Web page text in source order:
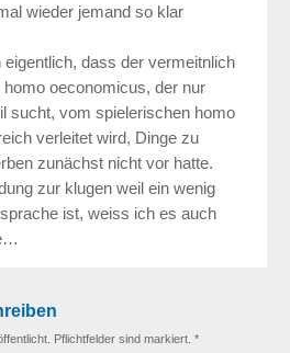
wieder jemand so klar
dass der vermeitnlich
oeconomicus, der nur
sucht, vom spielerischen homo
verleitet wird, Dinge zu
zunächst nicht vor hatte.
zur klugen weil ein wenig
ist, weiss ich es auch
Pflichtfelder sind markiert. *